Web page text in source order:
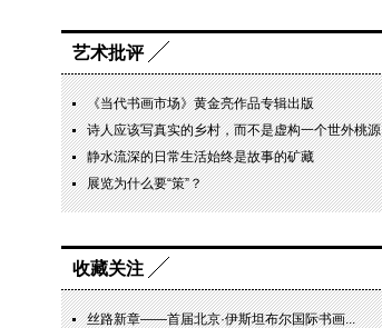
艺术批评
《当代书画市场》黄金亮作品专辑出版
诗人应该写真实的乡村，而不是虚构一个世外桃源
静水流深的日常生活始终是故事的矿藏
展览为什么要“策”？
收藏关注
丝路新章——首届北京·伊斯坦布尔国际书画...